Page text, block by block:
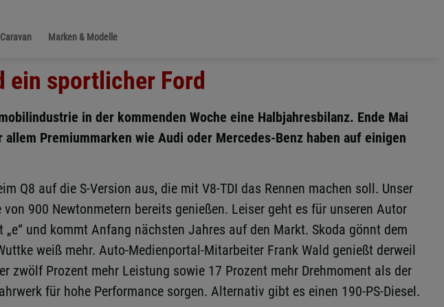
Marken & Modelle
ein sportlicher Ford
in der kommenden Woche eine Halbjahresbilanz. Ende Mai
Premiummarken wie Audi oder Mercedes-Benz haben auf einigen
Q8 auf die S-Version aus, die mit V8-TDI das Rennen machen soll. Unser
900 Newtonmetern bereits genießen. Leiser geht es für unseren Autor
und kommt Anfang nächsten Jahres auf den Markt. Skoda gönnt dem
weiß mehr. Auto-Medienportal-Mitarbeiter Frank Wald genießt derweil
zwölf Prozent mehr Leistung sowie 17 Prozent mehr Drehmoment als der
für hohe Performance sorgen. Alternativ gibt es einen 190-PS-Diesel.